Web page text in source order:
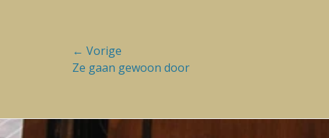
Bericht
navigatie
← Vorige
Vorige
Ze gaan gewoon door